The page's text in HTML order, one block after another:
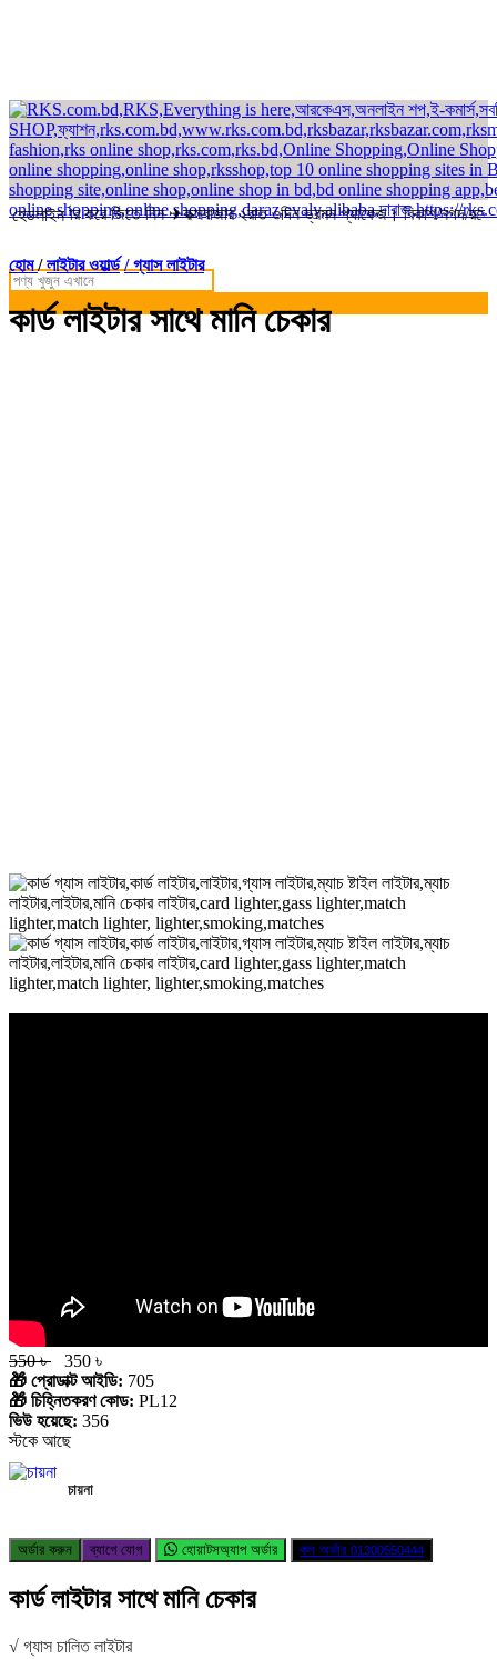
হেডলাইনকরে জিতে নিন ✈কক্সবাজার ২রাত ৩দিন ভ্রমন প্যাকেজ। বিকাশ/নগদ/রকেট-এ
হোম/লাইটার ওয়ার্ল্ড / গ্যাস লাইটার
কার্ড লাইটার সাথে মানি চেকার
550 ৳
350 ৳
🎁 প্রোডাক্ট আইডি: 705
🎁 চিহ্নিতকরণ কোড: PL12
ভিউ হয়েছে: 356
স্টকে আছে
চায়না
অর্ডার করুন ব্যাগে যোগ হোয়াটসঅ্যাপ অর্ডার কল অর্ডার 01300550444
কার্ড লাইটার সাথে মানি চেকার
√ গ্যাস চালিত লাইটার